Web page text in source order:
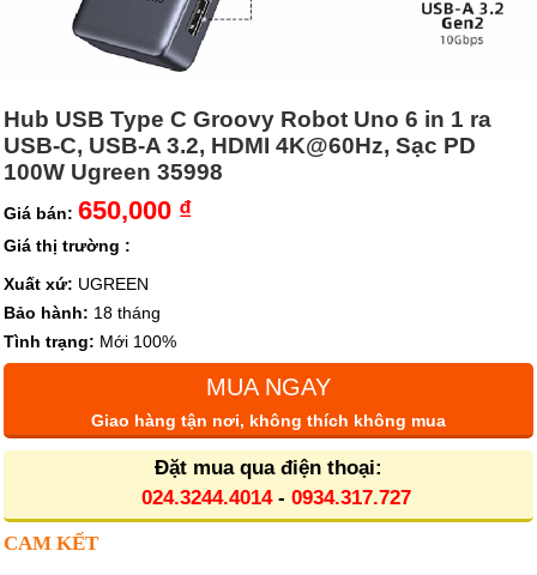
Hub USB Type C Groovy Robot Uno 6 in 1 ra
USB-C, USB-A 3.2, HDMI 4K@60Hz, Sạc PD
100W Ugreen 35998
Giá bán: 650,000 ₫
Giá thị trường :
Xuất xứ: UGREEN
Bảo hành: 18 tháng
Tình trạng: Mới 100%
MUA NGAY
Giao hàng tận nơi, không thích không mua
Đặt mua qua điện thoại:
024.3244.4014- 0934.317.727
CAM KẾT